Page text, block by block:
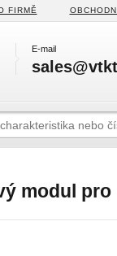
FIRMĚ
E-mail
modul